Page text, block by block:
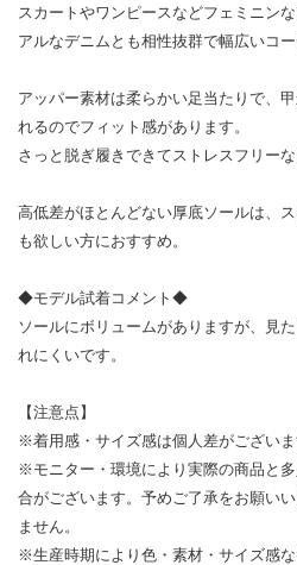
スカートやワンピースなどフェミニン
アルなデニムとも相性抜群で幅広いコー
アッパー素材は柔らかい足当たりで、
れるのでフィット感があります。
さっと脱ぎ履きできてストレスフリーな
高低差がほとんどない厚底ソールは、
も欲しい方におすすめ。
◆モデル試着コメント◆
ソールにボリュームがありますが、見
れにくいです。
【注意点】
※着用感・サイズ感は個人差がございま
※モニター・環境により実際の商品と
合がございます。予めご了承をお願い
ません。
※生産時期により色・素材・サイズ感